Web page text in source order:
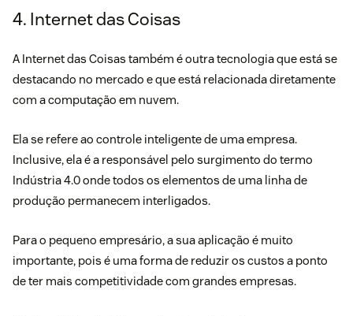
4. Internet das Coisas
A Internet das Coisas também é outra tecnologia que está se
destacando no mercado e que está relacionada diretamente
com a computação em nuvem.
Ela se refere ao controle inteligente de uma empresa.
Inclusive, ela é a responsável pelo surgimento do termo
Indústria 4.0 onde todos os elementos de uma linha de
produção permanecem interligados.
Para o pequeno empresário, a sua aplicação é muito
importante, pois é uma forma de reduzir os custos a ponto
de ter mais competitividade com grandes empresas.